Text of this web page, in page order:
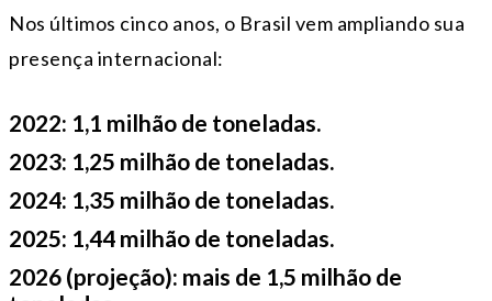
Nos últimos cinco anos, o Brasil vem ampliando sua
presença internacional:
2022: 1,1 milhão de toneladas.
2023: 1,25 milhão de toneladas.
2024: 1,35 milhão de toneladas.
2025: 1,44 milhão de toneladas.
2026 (projeção): mais de 1,5 milhão de